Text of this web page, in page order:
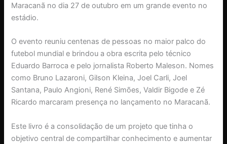
Maracanã no dia 27 de outubro em um grande evento no
estádio.
O evento reuniu centenas de pessoas no maior palco do
futebol mundial e brindou a obra escrita pelo técnico
Eduardo Barroca e pelo jornalista Roberto Maleson. Nomes
como Bruno Lazaroni, Gilson Kleina, Joel Carli, Joel
Santana, Paulo Angioni, René Simões, Valdir Bigode e Zé
Ricardo marcaram presença no lançamento no Maracanã.
Este livro é a consolidação de um projeto que tinha o
objetivo central de compartilhar conhecimento e aumentar